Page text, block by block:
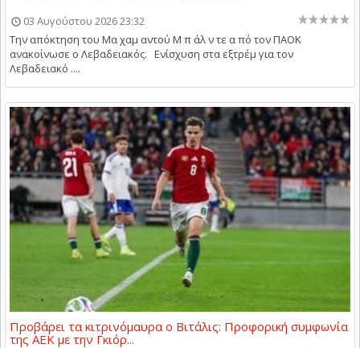
03 Αυγούστου 2026 23:32
Την απόκτηση του Μα χαμ αντού Μ π άλ ν τε α πό τον ΠΑΟΚ
ανακοίνωσε ο Λεβαδειακός. Ενίσχυση στα εξτρέμ για τον
Λεβαδειακό ....
Προβάρει τα κιτρινόμαυρα ο Βιτάλις: Προφορική συμφωνία
της ΑΕΚ με την Γκιόρ...